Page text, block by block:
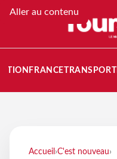
Aller au contenu
FRANCETRANSPORT
Accueil ›C'est nouveau›